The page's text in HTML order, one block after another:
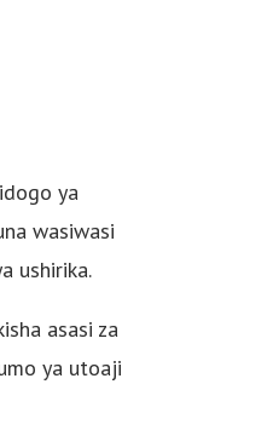
ya
wasiwasi
ushirika.
asasi za
ya utoaji